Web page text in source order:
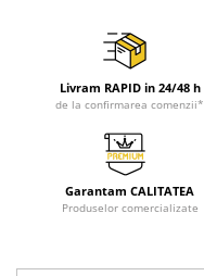
Livram RAPID in 24/48 h
de la confirmarea comenzii*
Garantam CALITATEA
Produselor comercializate